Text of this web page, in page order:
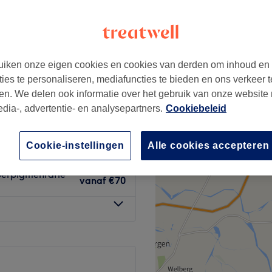
vette, acne-
vanaf €10
zacht huid,
vanaf €70
onze eigen cookies en cookies van derden om inhoud en
te personaliseren, mediafuncties te bieden en ons verkeer
We delen ook informatie over het gebruik van onze website
, advertentie- en analysepartners. Cookiebeleid
Alle cookies accepteren
Cookie-instellingen